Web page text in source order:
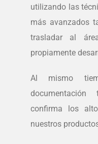
utilizando las
más avanzados
trasladar al
propiamente
Al mismo
confirma los
nuestros